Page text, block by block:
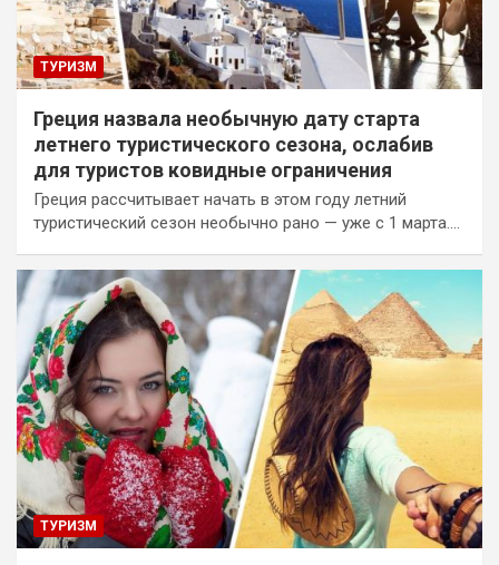
ТУРИЗМ
Греция назвала необычную дату старта
летнего туристического сезона, ослабив
для туристов ковидные ограничения
Греция рассчитывает начать в этом году летний
туристический сезон необычно рано — уже с 1 марта.…
ТУРИЗМ